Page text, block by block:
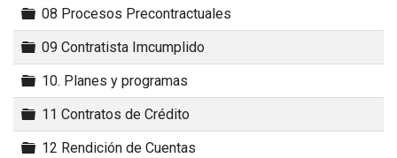
Carpeta
08 Procesos Precontractuales
Carpeta
09 Contratista Imcumplido
Carpeta
10. Planes y programas
Carpeta
11 Contratos de Crédito
Carpeta
12 Rendición de Cuentas